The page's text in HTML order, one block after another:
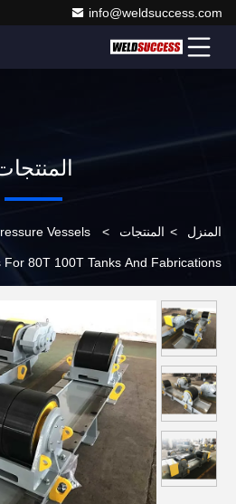
info@weldsuccess.com
المنزل > المنتجات >
Vessels
For 80T 100T Tanks And Fabrications